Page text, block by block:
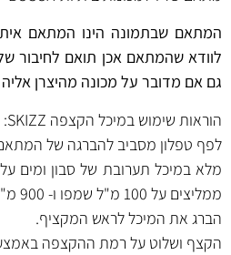
המתאם שבתמונה הינו המתאם
לוודא שהמתאם אכן תואם לחיבור
גם אם מדובר על מכונה מהיצרן
הוראות שימוש במיכל הקצפה SKIZZ:
לפף טפלון מסביב להברגה של
מלא במיכל תערובת של סבון ומים
ממליצים על 100 מ"ל שמפו ו- 900 מ"ל מים).
הברג את המיכל לראש המקציף.
הקצף ושלוט על רמת ההקצפה